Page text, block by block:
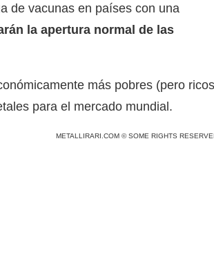
de vacunas en países con una
la apertura normal de las
más pobres (pero ricos
para el mercado mundial.
METALLIRARI.COM © SOME RIGHTS